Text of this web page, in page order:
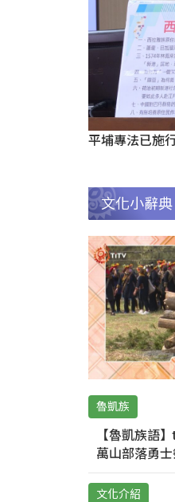
平埔專法已施
文化小辭典
魯凱族
【魯凱族語
萬山部落勇
文化介紹